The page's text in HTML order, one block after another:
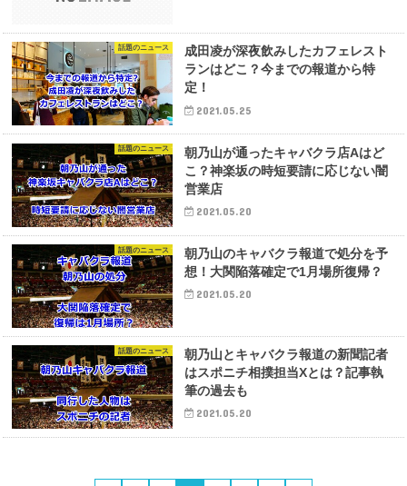
話題のニュース
成田凌が深夜飲みしたカフェレスト
ランはどこ？今までの報道から特
定！
2021.05.25
話題のニュース
朝乃山が通ったキャバクラ店Aはど
こ？神楽坂の時短要請に応じない闇
営業店
2021.05.20
話題のニュース
朝乃山のキャバクラ報道で処分を予
想！大関陥落確定で1月場所復帰？
2021.05.20
話題のニュース
朝乃山とキャバクラ報道の新聞記者
はスポニチ相撲担当Xとは？記事執
筆の過去も
2021.05.20